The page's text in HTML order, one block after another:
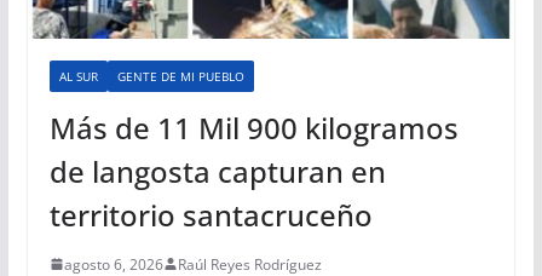
AL SUR GENTE DE MI PUEBLO
Más de 11 Mil 900 kilogramos
de langosta capturan en
territorio santacruceño
agosto 6, 2026 Raúl Reyes Rodríguez